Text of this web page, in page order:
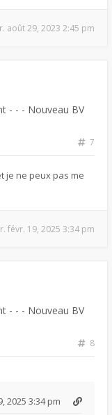
août 29, 2023 2:45 pm
- - - Nouveau BV
7
je ne peux pas me
févr. 19, 2025 3:34 pm
- - - Nouveau BV
8
2025 3:34 pm